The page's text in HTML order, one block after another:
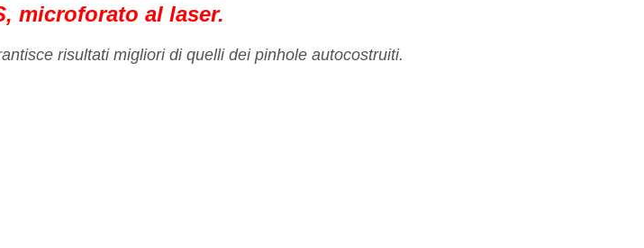
microforato al laser.
risultati migliori di quelli dei pinhole autocostruiti.